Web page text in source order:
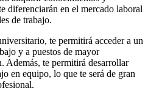
diferenciarán en el mercado laboral
de trabajo.
te permitirá acceder a un
y a puestos de mayor
Además, te permitirá desarrollar
en equipo, lo que te será de gran